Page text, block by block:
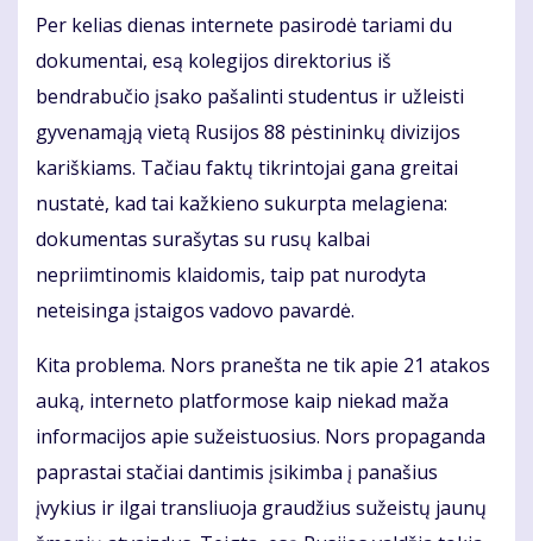
Per kelias dienas internete pasirodė tariami du
dokumentai, esą kolegijos direktorius iš
bendrabučio įsako pašalinti studentus ir užleisti
gyvenamąją vietą Rusijos 88 pėstininkų divizijos
kariškiams. Tačiau faktų tikrintojai gana greitai
nustatė, kad tai kažkieno sukurpta melagiena:
dokumentas surašytas su rusų kalbai
nepriimtinomis klaidomis, taip pat nurodyta
neteisinga įstaigos vadovo pavardė.
Kita problema. Nors pranešta ne tik apie 21 atakos
auką, interneto platformose kaip niekad maža
informacijos apie sužeistuosius. Nors propaganda
paprastai stačiai dantimis įsikimba į panašius
įvykius ir ilgai transliuoja graudžius sužeistų jaunų